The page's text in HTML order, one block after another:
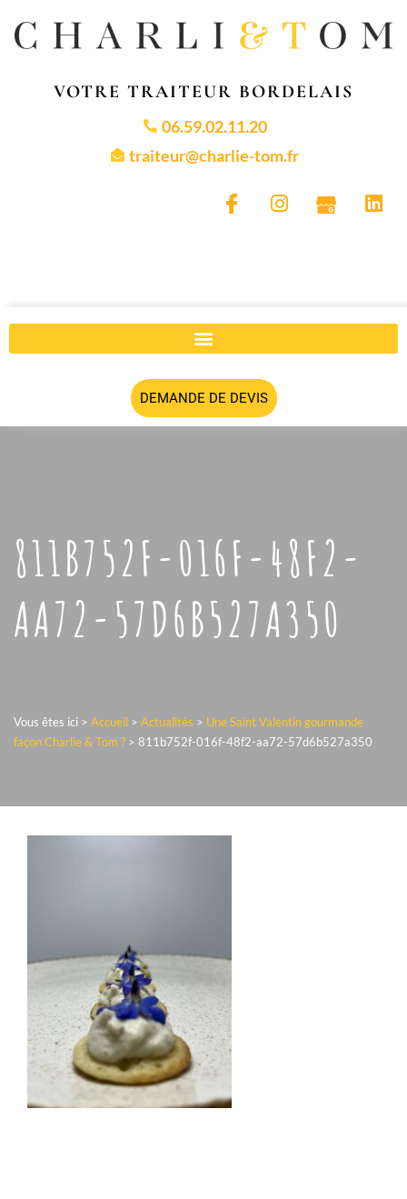
VOTRE TRAITEUR BORDELAIS
06.59.02.11.20
traiteur@charlie-tom.fr
DEMANDE DE DEVIS
811B752F-016F-48F2-
AA72-57D6B527A350
Vous êtes ici > Accueil > Actualités > Une Saint Valentin gourmande
façon Charlie & Tom ? > 811b752f-016f-48f2-aa72-57d6b527a350